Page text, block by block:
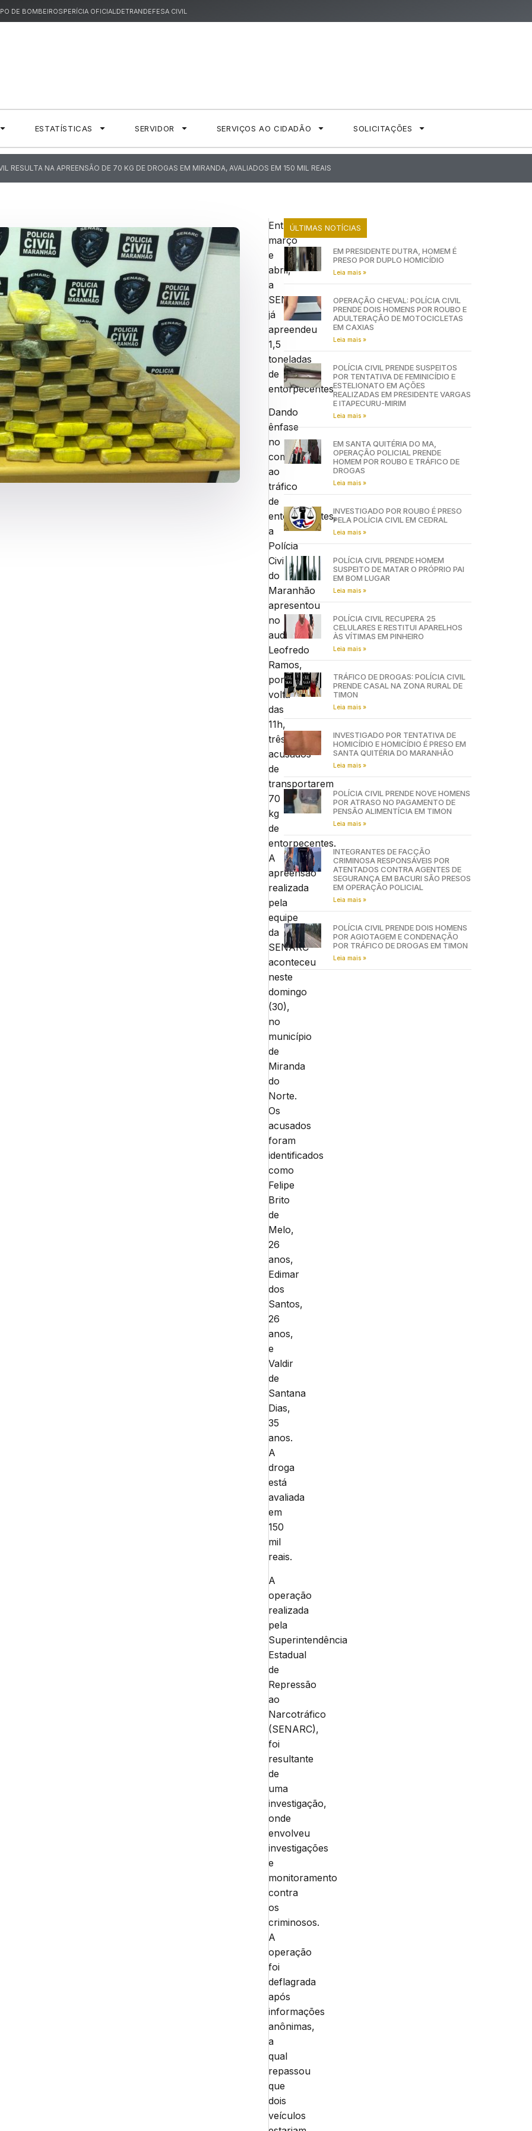
DE BOMBEIROSPERÍCIA OFICIALDETRANDEFESA CIVIL
ESTATÍSTICAS SERVIDOR SERVIÇOS AO CIDADÃO SOLICITAÇÕES
RESULTA NA APREENSÃO DE 70 KG DE DROGAS EM MIRANDA, AVALIADOS EM 150 MIL REAIS
Entre
março
e
abril,
a
SENARC
já
apreendeu
1,5
toneladas
de
entorpecentes
Dando
ênfase
no
combate
ao
tráfico
de
entorpecentes,
a
Polícia
Civil
do
Maranhão
apresentou
no
auditório
Leofredo
Ramos,
por
volta
das
11h,
três
acusados
de
transportarem
70
kg
de
entorpecentes.
A
apreensão
realizada
pela
equipe
da
SENARC
aconteceu
neste
domingo
(30),
no
município
de
Miranda
do
Norte.
Os
acusados
foram
identificados
como
Felipe
Brito
de
Melo,
26
anos,
Edimar
dos
Santos,
26
anos,
e
Valdir
de
Santana
Dias,
35
anos.
A
droga
está
avaliada
em
150
mil
reais.
A
operação
realizada
pela
Superintendência
Estadual
de
Repressão
ao
Narcotráfico
(SENARC),
foi
resultante
de
uma
investigação,
onde
envolveu
investigações
e
monitoramento
contra
os
criminosos.
A
operação
foi
deflagrada
após
informações
anônimas,
a
qual
repassou
que
dois
veículos
ÚLTIMAS NOTÍCIAS
EM PRESIDENTE DUTRA, HOMEM É
PRESO POR DUPLO HOMICÍDIO
Leia mais »
OPERAÇÃO CHEVAL: POLÍCIA CIVIL
PRENDE DOIS HOMENS POR ROUBO E
ADULTERAÇÃO DE MOTOCICLETAS
EM CAXIAS
Leia mais »
POLÍCIA CIVIL PRENDE SUSPEITOS
POR TENTATIVA DE FEMINICÍDIO E
ESTELIONATO EM AÇÕES
REALIZADAS EM PRESIDENTE VARGAS
E ITAPECURU-MIRIM
Leia mais »
EM SANTA QUITÉRIA DO MA,
OPERAÇÃO POLICIAL PRENDE
HOMEM POR ROUBO E TRÁFICO DE
DROGAS
Leia mais »
INVESTIGADO POR ROUBO É PRESO
PELA POLÍCIA CIVIL EM CEDRAL
Leia mais »
POLÍCIA CIVIL PRENDE HOMEM
SUSPEITO DE MATAR O PRÓPRIO PAI
EM BOM LUGAR
Leia mais »
POLÍCIA CIVIL RECUPERA 25
CELULARES E RESTITUI APARELHOS
ÀS VÍTIMAS EM PINHEIRO
Leia mais »
TRÁFICO DE DROGAS: POLÍCIA CIVIL
PRENDE CASAL NA ZONA RURAL DE
TIMON
Leia mais »
INVESTIGADO POR TENTATIVA DE
HOMICÍDIO E HOMICÍDIO É PRESO EM
SANTA QUITÉRIA DO MARANHÃO
Leia mais »
POLÍCIA CIVIL PRENDE NOVE HOMENS
POR ATRASO NO PAGAMENTO DE
PENSÃO ALIMENTÍCIA EM TIMON
Leia mais »
INTEGRANTES DE FACÇÃO
CRIMINOSA RESPONSÁVEIS POR
ATENTADOS CONTRA AGENTES DE
SEGURANÇA EM BACURI SÃO PRESOS
EM OPERAÇÃO POLICIAL
Leia mais »
POLÍCIA CIVIL PRENDE DOIS HOMENS
POR AGIOTAGEM E CONDENAÇÃO
POR TRÁFICO DE DROGAS EM TIMON
Leia mais »